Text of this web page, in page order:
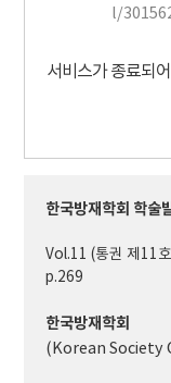
l/
서비스가 종료되
한국방재학회 학술
Vol.11 (통권 제11
p.269
한국방재학회
(Korean Society